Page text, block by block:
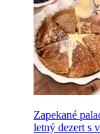
Zapekané
letný dezert s